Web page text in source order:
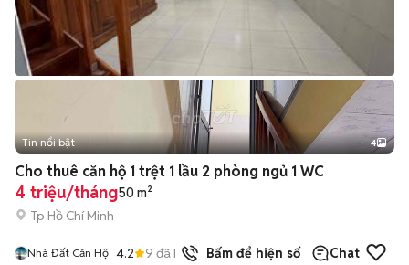
Tin nổi bật 4
Cho thuê căn hộ 1 trệt 1 lầu 2 phòng ngủ 1 WC
4 triệu/tháng50 m²
Tp Hồ Chí Minh
Nhà Đất Căn Hộ 4.2 9 đã bán Bấm để hiện số Chat